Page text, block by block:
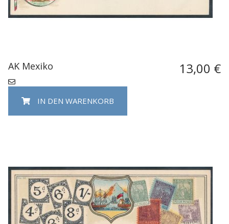
AK Mexiko 13,00 €
IN DEN WARENKORB